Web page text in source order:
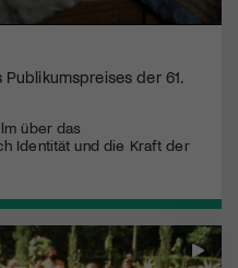
der 61.
über das
Identität und die Kraft der